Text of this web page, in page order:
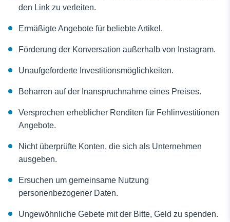
den Link zu verleiten.
Ermäßigte Angebote für beliebte Artikel.
Förderung der Konversation außerhalb von Instagram.
Unaufgeforderte Investitionsmöglichkeiten.
Beharren auf der Inanspruchnahme eines Preises.
Versprechen erheblicher Renditen für Fehlinvestitionen
Angebote.
Nicht überprüfte Konten, die sich als Unternehmen
ausgeben.
Ersuchen um gemeinsame Nutzung
personenbezogener Daten.
Ungewöhnliche Gebete mit der Bitte, Geld zu spenden.